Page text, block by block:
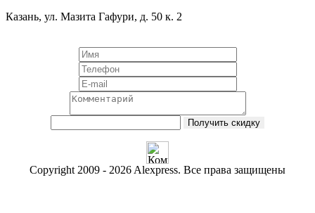
Казань, ул. Мазита Гафури, д. 50 к. 2
Получить скидку
Copyright 2009 - 2026 Alexpress. Все права защищены